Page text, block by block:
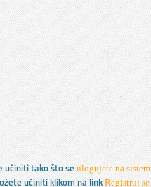
učiniti tako što seulogujete na sistem
učiniti klikom na linkRegistruj se